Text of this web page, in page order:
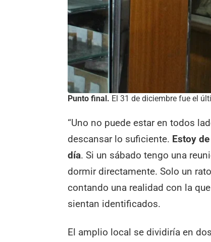
Punto final. El 31 de diciembre fue el
“Uno no puede estar en todos
descansar lo suficiente. Estoy
día. Si un sábado tengo una
dormir directamente. Solo un
contando una realidad con la
sientan identificados.
El amplio local se dividiría en